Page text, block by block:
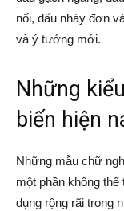
nối, dấu nháy đơn
và ý tưởng mới.
Những
biến hiện
Những mẫu chữ
một phần không
dụng rộng rãi trong